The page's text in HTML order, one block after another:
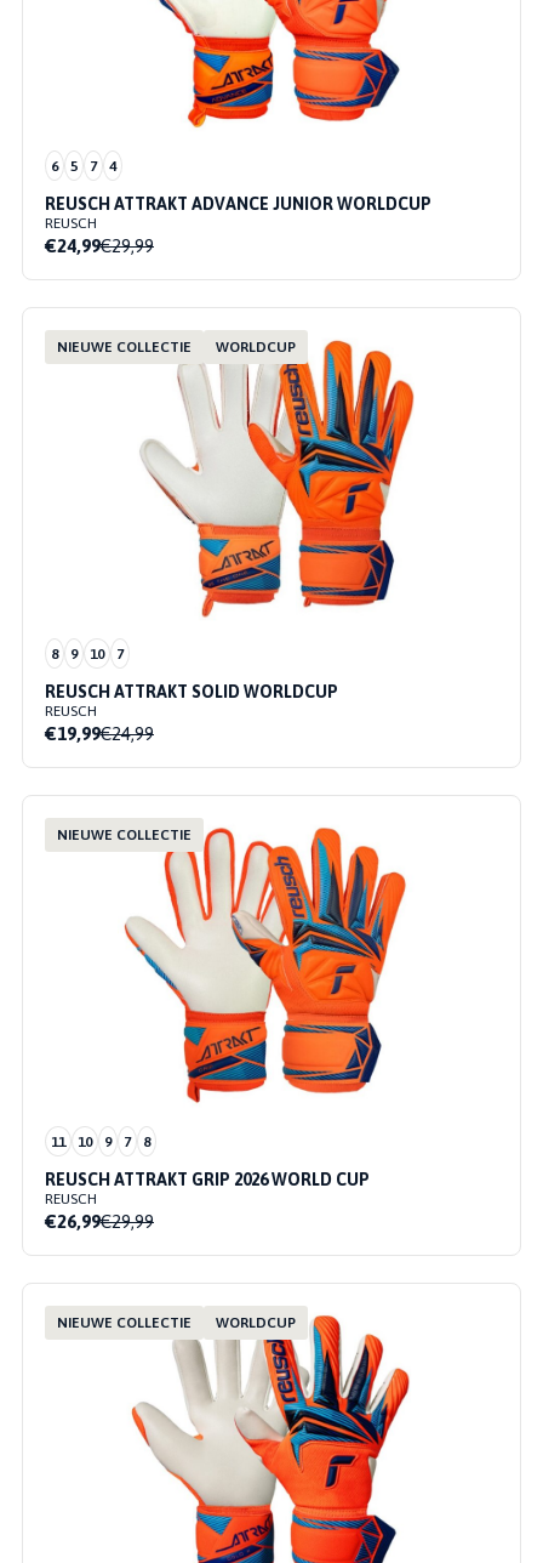
6 5 7 4
REUSCH ATTRAKT ADVANCE JUNIOR WORLDCUP
REUSCH
€24,99€29,99
NIEUWE COLLECTIE WORLDCUP
8 9 10 7
REUSCH ATTRAKT SOLID WORLDCUP
REUSCH
€19,99€24,99
NIEUWE COLLECTIE
11 10 9 7 8
REUSCH ATTRAKT GRIP 2026 WORLD CUP
REUSCH
€26,99€29,99
NIEUWE COLLECTIE WORLDCUP